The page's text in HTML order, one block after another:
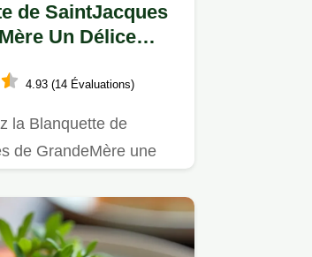
de SaintJacques
Un Délice
4.93 (14 Évaluations)
la Blanquette de
de GrandeMère une